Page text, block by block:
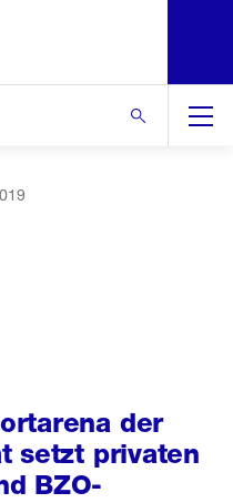
der
setzt privaten
BZO-